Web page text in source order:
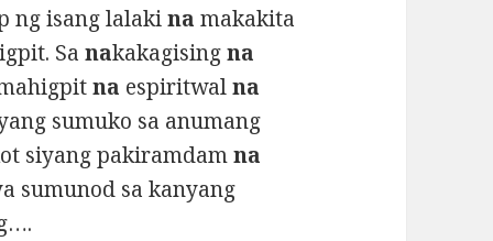
ng isang lalakina makakita
Sanakakagisingna
na espiritwalna
sumuko sa anumang
siyang pakiramdamna
sumunod sa kanyang